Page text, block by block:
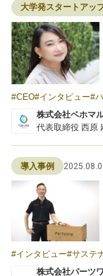
大学発スタートアッ
CEO インタビュー
株式会社ベホマ
代表取締役 西原
導入事例
インタビュー サステ
株式会社パーツ